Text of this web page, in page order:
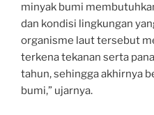
minyak bumi
dan kondisi lingkungan
organisme laut tersebut
terkena tekanan serta
tahun, sehingga akhirnya
bumi,” ujarnya.